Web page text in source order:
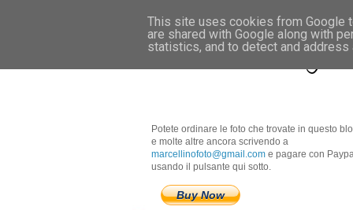
Marcellino
Potete ordinare le foto che trovate in questo
e molte altre ancora scrivendo a
marcellinofoto@gmail.com e pagare con
usando il pulsante qui sotto.
Buy Now
This site uses cookies from Google
are shared with Google along with
statistics, and to detect and address